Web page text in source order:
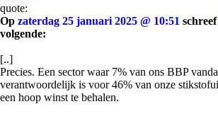
quote:
Op zaterdag 25 januari 2025 @ 10:51 schreef
volgende:
[..]
Precies. Een sector waar 7% van ons BBP
verantwoordelijk is voor 46% van onze
een hoop winst te behalen.